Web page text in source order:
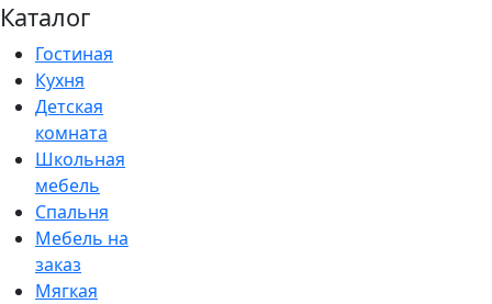
Каталог
Гостиная
Кухня
Детская
комната
Школьная
мебель
Спальня
Мебель на
заказ
Мягкая